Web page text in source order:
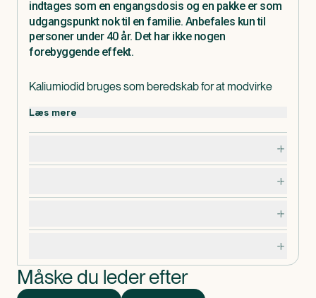
indtages som en engangsdosis og en pakke er som
udgangspunkt nok til en familie. Anbefales kun til
personer under 40 år. Det har ikke nogen
forebyggende effekt.
Kaliumiodid bruges som beredskab for at modvirke
atomulykke. Skal anvendes i overensstemmelse med
de kompetente myndigheders nationale
Læs mere
Måske du leder efter